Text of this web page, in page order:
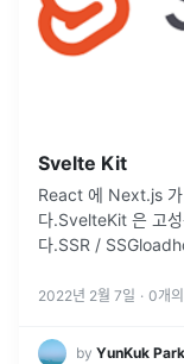
Svelte Kit
React 에 Next.js
다.SvelteKit 은 고성
다.SSR /
2022년 2월 7일 · 0개
by YunKuk Park